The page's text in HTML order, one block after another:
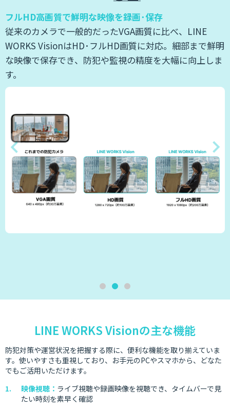
フルHD高画質で鮮明な映像を録画･保存
従来のカメラで一般的だったVGA画質に比べ、LINE
WORKS VisionはHD･フルHD画質に対応。細部まで鮮明
な映像で保存でき、防犯や監視の精度を大幅に向上しま
す。
LINE WORKS Visionの主な機能
防犯対策や運営状況を把握する際に、便利な機能を取り揃えていま
す。使いやすさも重視しており、お手元のPCやスマホから、どなた
でもご活用いただけます。
映像視聴： ライブ視聴や録画映像を視聴でき、タイムバーで見
たい時刻を素早く確認